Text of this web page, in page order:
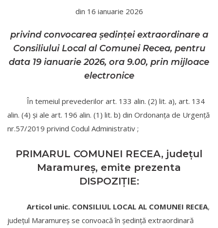
din 16 ianuarie 2026
privind convocarea ședinței extraordinare a
Consiliului Local al Comunei Recea, pentru
data 19 ianuarie 2026, ora 9.00, prin mijloace
electronice
În temeiul prevederilor art. 133 alin. (2) lit. a), art. 134
alin. (4) şi ale art. 196 alin. (1) lit. b) din Ordonanța de Urgență
nr.57/2019 privind Codul Administrativ ;
PRIMARUL COMUNEI RECEA, judeţul
Maramureş, emite prezenta
DISPOZIȚIE:
Articol unic. CONSILIUL LOCAL AL COMUNEI RECEA,
judeţul Maramureș se convoacă în şedinţă extraordinară